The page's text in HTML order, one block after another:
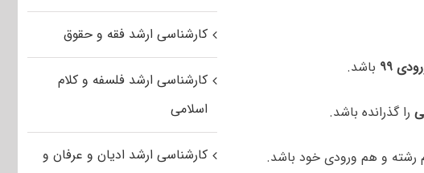
باشد.
را گذرانده باشد.
رشته و هم ورودی خود باشد.
کارشناسی ارشد فقه و حقوق
کارشناسی ارشد فلسفه و کلام
اسلامی
کارشناسی ارشد ادیان و عرفان و